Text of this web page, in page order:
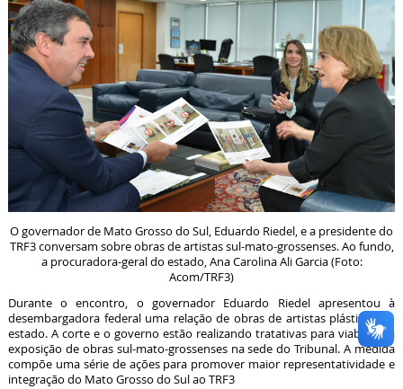
O governador de Mato Grosso do Sul, Eduardo Riedel, e a presidente do
TRF3 conversam sobre obras de artistas sul-mato-grossenses. Ao fundo,
a procuradora-geral do estado, Ana Carolina Ali Garcia (Foto:
Acom/TRF3)
Durante o encontro, o governador Eduardo Riedel apresentou à
desembargadora federal uma relação de obras de artistas plásticos do
estado. A corte e o governo estão realizando tratativas para viabilizar a
exposição de obras sul-mato-grossenses na sede do Tribunal. A medida
compõe uma série de ações para promover maior representatividade e
integração do Mato Grosso do Sul ao TRF3